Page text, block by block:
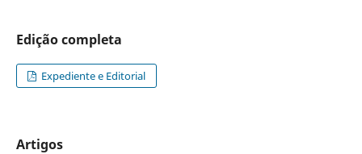
Edição completa
Expediente e Editorial
Artigos